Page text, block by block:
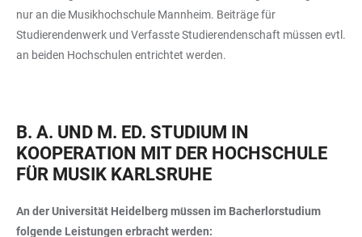
nur an die Musikhochschule Mannheim. Beiträge für
Studierendenwerk und Verfasste Studierendenschaft müssen evtl.
an beiden Hochschulen entrichtet werden.
B. A. UND M. ED. STUDIUM IN
KOOPERATION MIT DER HOCHSCHULE
FÜR MUSIK KARLSRUHE
An der Universität Heidelberg müssen im Bacherlorstudium
folgende Leistungen erbracht werden: